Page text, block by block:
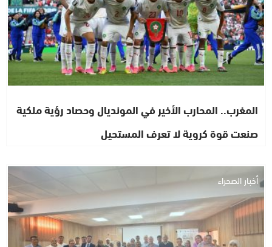
المغرب.. المحارب الأخير في المونديال وحصاد رؤية ملكية
صنعت قوة كروية لا تعرف المستحيل
أخبار الصحراء